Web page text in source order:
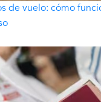
de vuelo: cómo